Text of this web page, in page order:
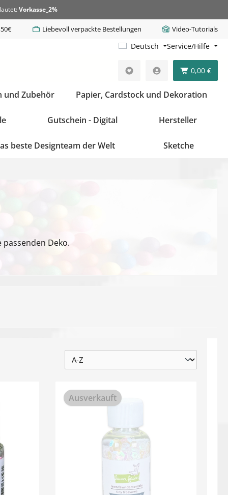
Vorkasse_2%
Liebevoll verpackte Bestellungen Video-Tutorials
Deutsch Service/Hilfe
0,00 €
und Zubehör Papier, Cardstock und Dekoration
Gutschein - Digital Hersteller
beste Designteam der Welt Sketche
Deko.
Ausverkauft